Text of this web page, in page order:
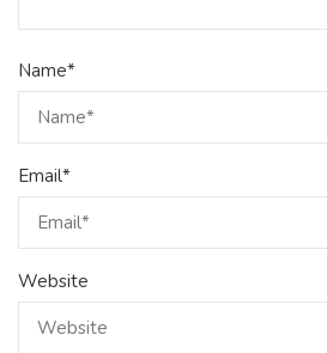
Name*
Email*
Website